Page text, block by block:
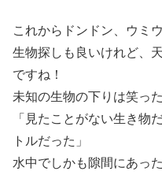
これからドンドン、ウミ
生物探しも良いけれど、
ですね！
未知の生物の下りは笑っ
「見たことがない生き物
トルだった」
水中でしかも隙間にあっ